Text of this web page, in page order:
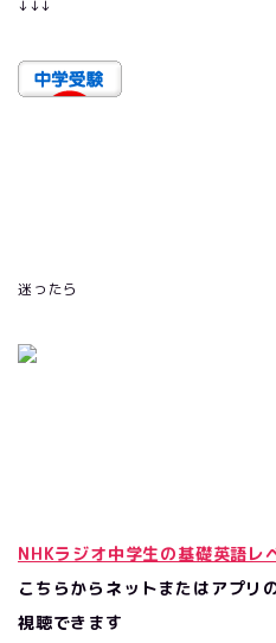
↓ ↓ ↓
迷ったら
NHKラジオ中学生の基礎英語
こちらからネットまたはアプリ
視聴できます